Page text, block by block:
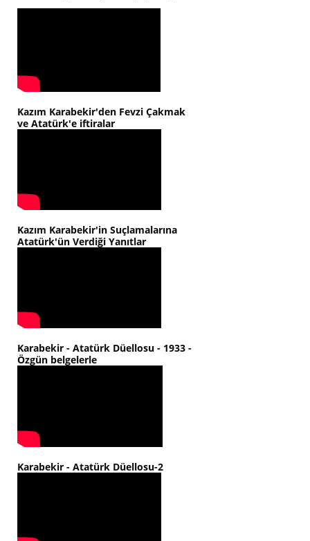
Kazım Karabekir'den Fevzi Çakmak
ve Atatürk'e iftiralar
Kazım Karabekir'in Suçlamalarına
Atatürk'ün Verdiği Yanıtlar
Karabekir - Atatürk Düellosu - 1933 -
Özgün belgelerle
Karabekir - Atatürk Düellosu-2